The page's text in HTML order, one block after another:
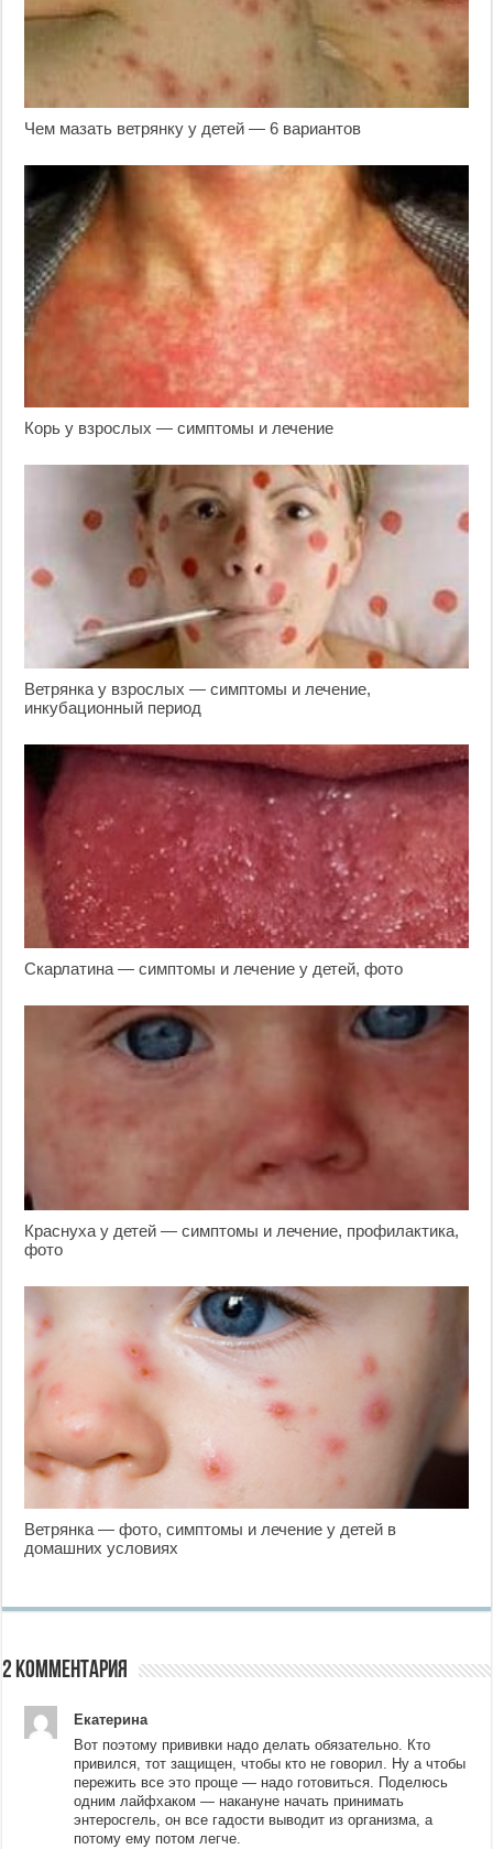
Чем мазать ветрянку у детей — 6 вариантов
Корь у взрослых — симптомы и лечение
Ветрянка у взрослых — симптомы и лечение,
инкубационный период
Скарлатина — симптомы и лечение у детей, фото
Краснуха у детей — симптомы и лечение, профилактика,
фото
Ветрянка — фото, симптомы и лечение у детей в
домашних условиях
2 комментария
Екатерина
Вот поэтому прививки надо делать обязательно. Кто
привился, тот защищен, чтобы кто не говорил. Ну а чтобы
пережить все это проще — надо готовиться. Поделюсь
одним лайфхаком — накануне начать принимать
энтеросгель, он все гадости выводит из организма, а
потому ему потом легче.